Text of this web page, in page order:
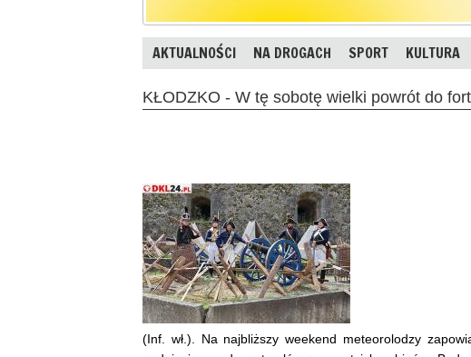
AKTUALNOŚCI NA DROGACH SPORT KULTURA
KŁODZKO - W tę sobotę wielki powrót do
(Inf. wł.). Na najbliższy weekend meteorolodzy